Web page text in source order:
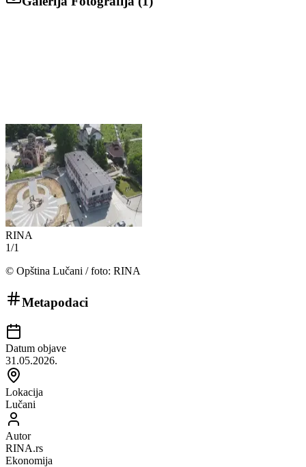
RINA
1/1
© Opština Lučani / foto: RINA
Metapodaci
Datum objave
31.05.2026.
Lokacija
Lučani
Autor
RINA.rs
Ekonomija